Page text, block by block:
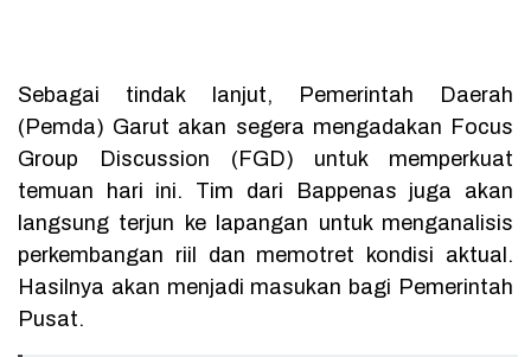
Sebagai tindak lanjut, Pemerintah Daerah
(Pemda) Garut akan segera mengadakan Focus
Group Discussion (FGD) untuk memperkuat
temuan hari ini. Tim dari Bappenas juga akan
langsung terjun ke lapangan untuk menganalisis
perkembangan riil dan memotret kondisi aktual.
Hasilnya akan menjadi masukan bagi Pemerintah
Pusat.